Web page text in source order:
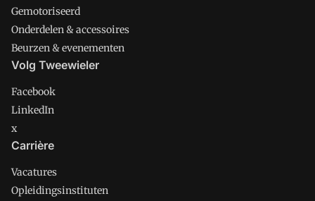
Gemotoriseerd
Onderdelen & accessoires
Beurzen & evenementen
Volg Tweewieler
Facebook
LinkedIn
x
Carrière
Vacatures
Opleidingsinstituten